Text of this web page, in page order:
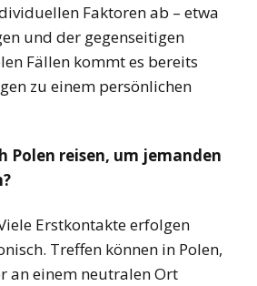
Faktoren ab – etwa
und der gegenseitigen
Fällen kommt es bereits
zu einem persönlichen
Polen reisen, um jemanden
Erstkontakte erfolgen
Treffen können in Polen,
an einem neutralen Ort